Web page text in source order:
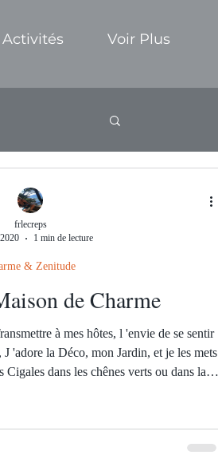
Voir Plus
de Charme
à mes hôtes, l 'envie de se sentir
'adore la Déco, mon Jardin, et je les mets
Cigales dans les chênes verts ou dans la
déjà venus, une nouvelle Déco dans la
& Zenitude
frlecreps
1 min de lecture